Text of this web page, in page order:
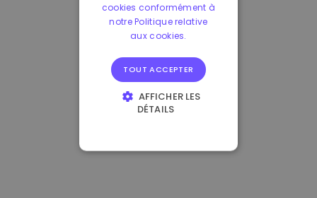
cookies conformément à
notre Politique relative
aux cookies.
TOUT ACCEPTER
AFFICHER LES
DÉTAILS